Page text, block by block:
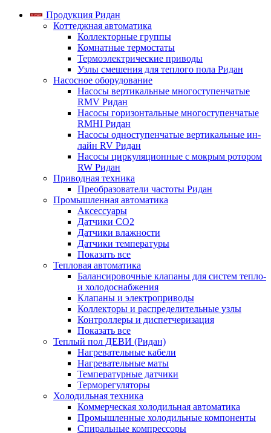
Продукция Ридан
Коттеджная автоматика
Коллекторные группы
Комнатные термостаты
Термоэлектрические приводы
Узлы смешения для теплого пола Ридан
Насосное оборудование
Насосы вертикальные многоступенчатые
RMV Ридан
Насосы горизонтальные многоступенчатые
RMHI Ридан
Насосы одноступенчатые вертикальные ин-
лайн RV Ридан
Насосы циркуляционные с мокрым ротором
RW Ридан
Приводная техника
Преобразователи частоты Ридан
Промышленная автоматика
Аксессуары
Датчики CO2
Датчики влажности
Датчики температуры
Показать все
Тепловая автоматика
Балансировочные клапаны для систем тепло-
и холодоснабжения
Клапаны и электроприводы
Коллекторы и распределительные узлы
Контроллеры и диспетчеризация
Показать все
Теплый пол ДЕВИ (Ридан)
Нагревательные кабели
Нагревательные маты
Температурные датчики
Терморегуляторы
Холодильная техника
Коммерческая холодильная автоматика
Промышленные холодильные компоненты
Спиральные компрессоры